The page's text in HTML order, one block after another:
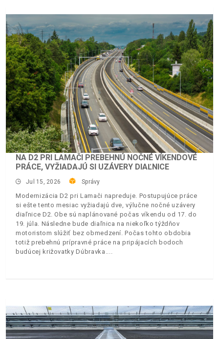
NA D2 PRI LAMAČI PREBEHNÚ NOČNÉ VÍKENDOVÉ
PRÁCE, VYŽIADAJÚ SI UZÁVERY DIAĽNICE
Jul 15, 2026 Správy
Modernizácia D2 pri Lamači napreduje. Postupujúce práce
si ešte tento mesiac vyžiadajú dve, výlučne nočné uzávery
diaľnice D2. Obe sú naplánované počas víkendu od 17. do
19. júla. Následne bude diaľnica na niekoľko týždňov
motoristom slúžiť bez obmedzení. Počas tohto obdobia
totiž prebehnú prípravné práce na pripájacích bodoch
budúcej križovatky Dúbravka.